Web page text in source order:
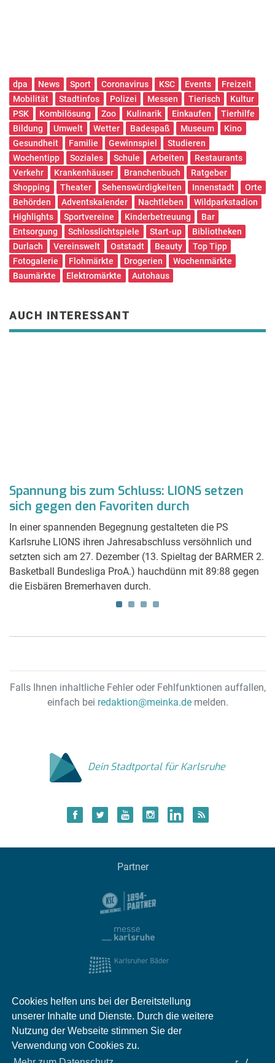
Cookies helfen uns bei der Bereitstellung
unserer Inhalte und Dienste. Durch die weitere
Nutzung der Webseite stimmen Sie der
Verwendung von Cookies zu.
dpa News Sport Coronavirus KSC Events
Freizeit
Mobilität
Stadtinfos Polizei Messen Tierisch
Kultur
PSK
Kombilösung Zoo Kulinarik Einkaufen
Tierhilfe
Bildung
Umwelt Wetter Badespaß Museum
Kino
Gesundheit
Familie Gewinnspiel
Studieren
Wochentipp
Soziales Schule Arbeiten
Restaurants
Verkehr
Krankenhäuser Branchenbuch
Ratgeber
Shopping
Theater Sehenswürdigkeiten Innenstadt
Orte
Behörden
Adventskalender Nachtleben
Wildparkstadion
Highlights
Sportvereine Kinderbetreuung
Bar
Entsorgung
Schlosslichtspiele Start-up
Bibliotheken
Durlach
Vereinswelt Oststadt Beauty
Top Tipp
Fotogalerie
Flohmärkte Drogerien
Wochenmärkte
Baumärkte
Elektromärkte Autohaus
AUCH INTERESSANT
Spannung bis zum Schluss: LIONS setzen
sich gegen den Favoriten durch
In einer spannenden Begegnung gestalteten die PS
Karlsruhe LIONS ihren Jahresabschluss versöhnlich und
setzten sich am 27. Dezember (13. Spieltag der BARMER 2.
Basketball Bundesliga ProA.) hauchdünn mit 89:88 gegen
die Eisbären Bremerhaven durch.
Falls Ihnen inhaltliche Fehler oder Fehlfunktionen auffallen,
einfach bei redaktion@meinka.demelden.
Dein Stadtportal für Karlsruhe
Partner